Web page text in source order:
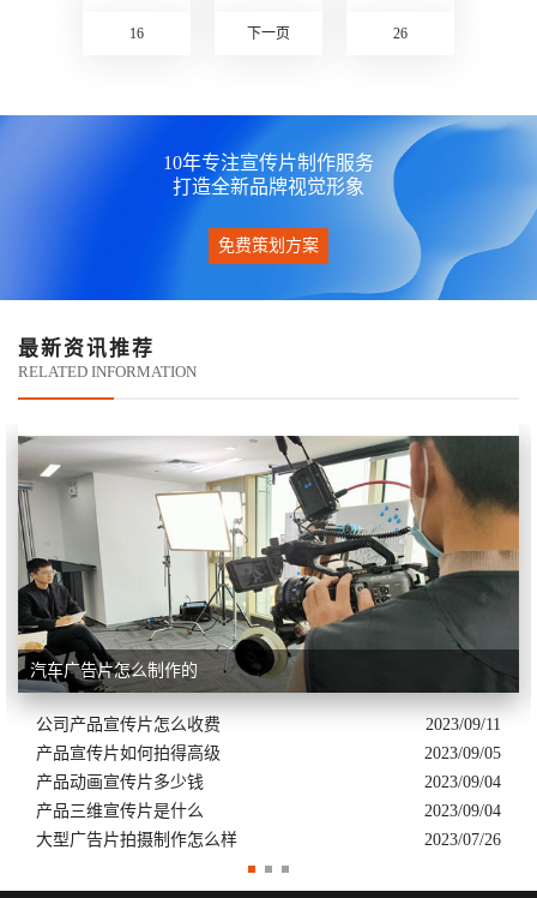
16 下一页 26
10年专注宣传片制作服务
打造全新品牌视觉形象
免费策划方案
最新资讯推荐
RELATED INFORMATION
汽车广告片怎么制作的
2023/09/11
公司产品宣传片怎么收费
2023/09/05
产品宣传片如何拍得高级
2023/09/04
产品动画宣传片多少钱
2023/09/04
产品三维宣传片是什么
2023/07/26
大型广告片拍摄制作怎么样